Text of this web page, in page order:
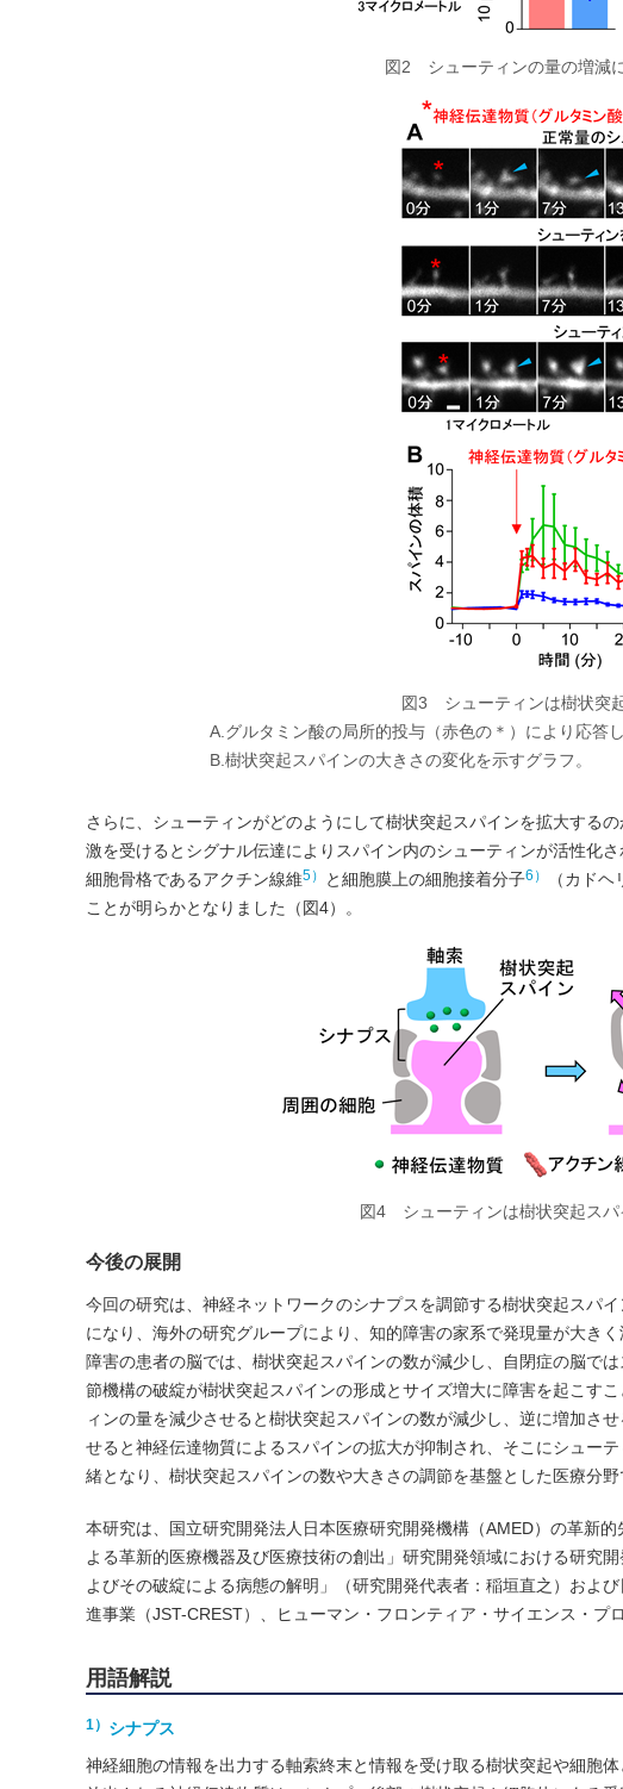
図2 シューティンの量の増減
図3 シューティンは樹状突
A.グルタミン酸の局所的投与（赤色の＊）により応答
B.樹状突起スパインの大きさの変化を示すグラフ。
さらに、シューティンがどのようにして樹状突起スパインを拡大する
激を受けるとシグナル伝達によりスパイン内のシューティンが活性化
細胞骨格であるアクチン線維5） と細胞膜上の細胞接着分子6）
（カド
ことが明らかとなりました（図4）。
図4 シューティンは樹状突起スパ
今後の展開
今回の研究は、神経ネットワークのシナプスを調節する樹状突起スパ
になり、海外の研究グループにより、知的障害の家系で発現量が大き
障害の患者の脳では、樹状突起スパインの数が減少し、自閉症の脳で
節機構の破綻が樹状突起スパインの形成とサイズ増大に障害を起こす
ィンの量を減少させると樹状突起スパインの数が減少し、逆に増加さ
せると神経伝達物質によるスパインの拡大が抑制され、そこにシュー
緒となり、樹状突起スパインの数や大きさの調節を基盤とした医療分
本研究は、国立研究開発法人日本医療研究開発機構（AMED）の革新
よる革新的医療機器及び医療技術の創出」研究開発領域における研究
よびその破綻による病態の解明」（研究開発代表者：稲垣直之）およ
進事業（JST-CREST）、ヒューマン・フロンティア・サイエンス・プ
用語解説
1） シナプス
神経細胞の情報を出力する軸索終末と情報を受け取る樹状突起や細胞